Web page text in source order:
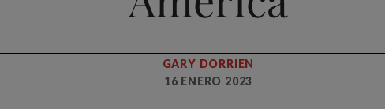
GARY DORRIEN
16 ENERO 2023